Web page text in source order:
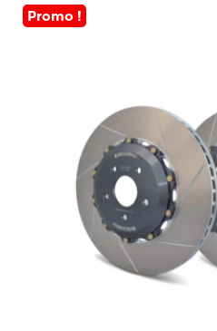
Promo !